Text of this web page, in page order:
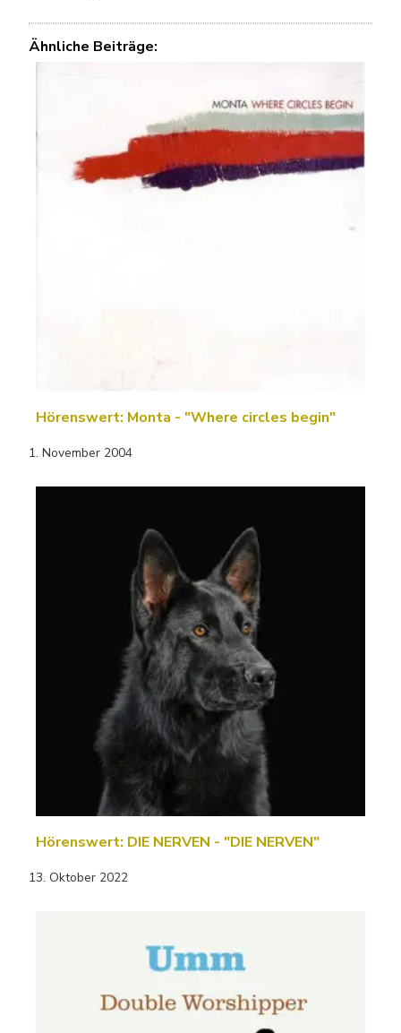
Ähnliche Beiträge:
Hörenswert: Monta - "Where circles begin"
1. November 2004
Hörenswert: DIE NERVEN - "DIE NERVEN"
13. Oktober 2022